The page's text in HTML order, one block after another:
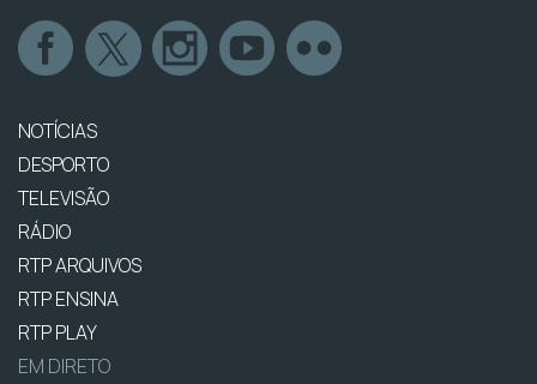
NOTÍCIAS
DESPORTO
TELEVISÃO
RÁDIO
RTP ARQUIVOS
RTP ENSINA
RTP PLAY
EM DIRETO